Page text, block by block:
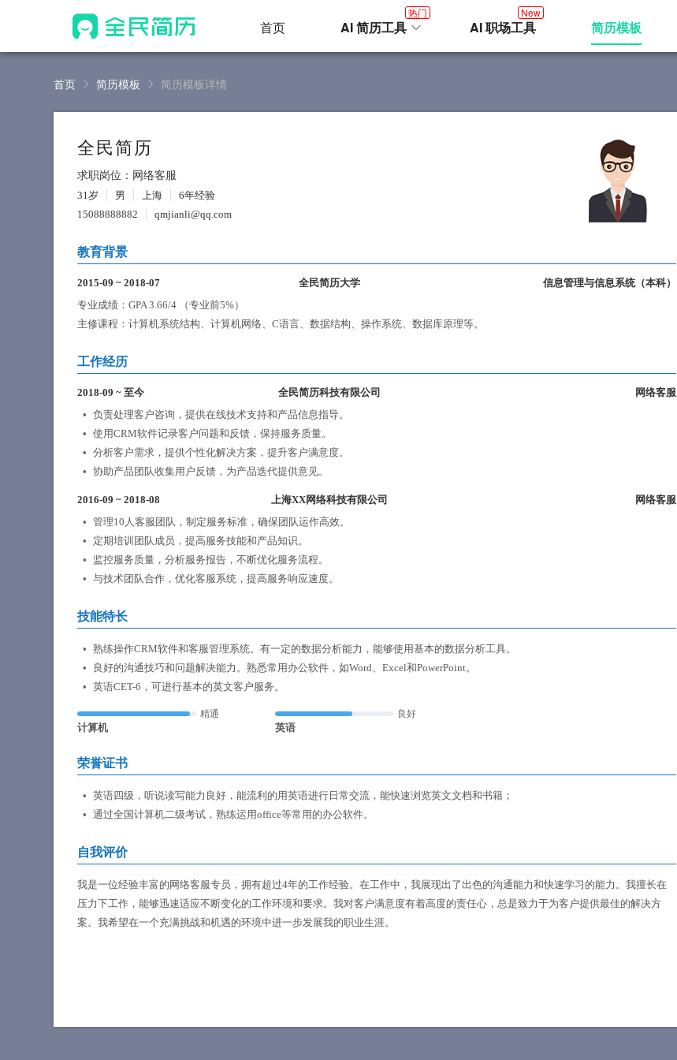
首页 AI 简历工具
热门
AI 职场工具
New
简历模板
首页 简历模板 简历模板详情
全民简历
求职岗位：网络客服
31岁
男 上海
6年经验
15088888882
qmjianli@qq.com
教育背景
2015-09 ~ 2018-07 全民简历大学 信息管理与信息系统（本科）
专业成绩：GPA 3.66/4 （专业前5%）
主修课程：计算机系统结构、计算机网络、C语言、数据结构、操作系统、数据库原理等。
工作经历
2018-09 ~ 至今 全民简历科技有限公司
网络客服
负责处理客户咨询，提供在线技术支持和产品信息指导。
使用CRM软件记录客户问题和反馈，保持服务质量。
分析客户需求，提供个性化解决方案，提升客户满意度。
协助产品团队收集用户反馈，为产品迭代提供意见。
2016-09 ~ 2018-08 上海XX网络科技有限公司
网络客服
管理10人客服团队，制定服务标准，确保团队运作高效。
定期培训团队成员，提高服务技能和产品知识。
监控服务质量，分析服务报告，不断优化服务流程。
与技术团队合作，优化客服系统，提高服务响应速度。
技能特长
熟练操作CRM软件和客服管理系统。有一定的数据分析能力，能够使用基本的数据分析工具。
良好的沟通技巧和问题解决能力。熟悉常用办公软件，如Word、Excel和PowerPoint。
英语CET-6，可进行基本的英文客户服务。
计算机
精通
英语
良好
荣誉证书
英语四级，听说读写能力良好，能流利的用英语进行日常交流，能快速浏览英文文档和书籍；
通过全国计算机二级考试，熟练运用office等常用的办公软件。
自我评价
我是一位经验丰富的网络客服专员，拥有超过4年的工作经验。在工作中，我展现出了出色的沟通能力和快速学习的能力。我擅长在
压力下工作，能够迅速适应不断变化的工作环境和要求。我对客户满意度有着高度的责任心，总是致力于为客户提供最佳的解决方
案。我希望在一个充满挑战和机遇的环境中进一步发展我的职业生涯。